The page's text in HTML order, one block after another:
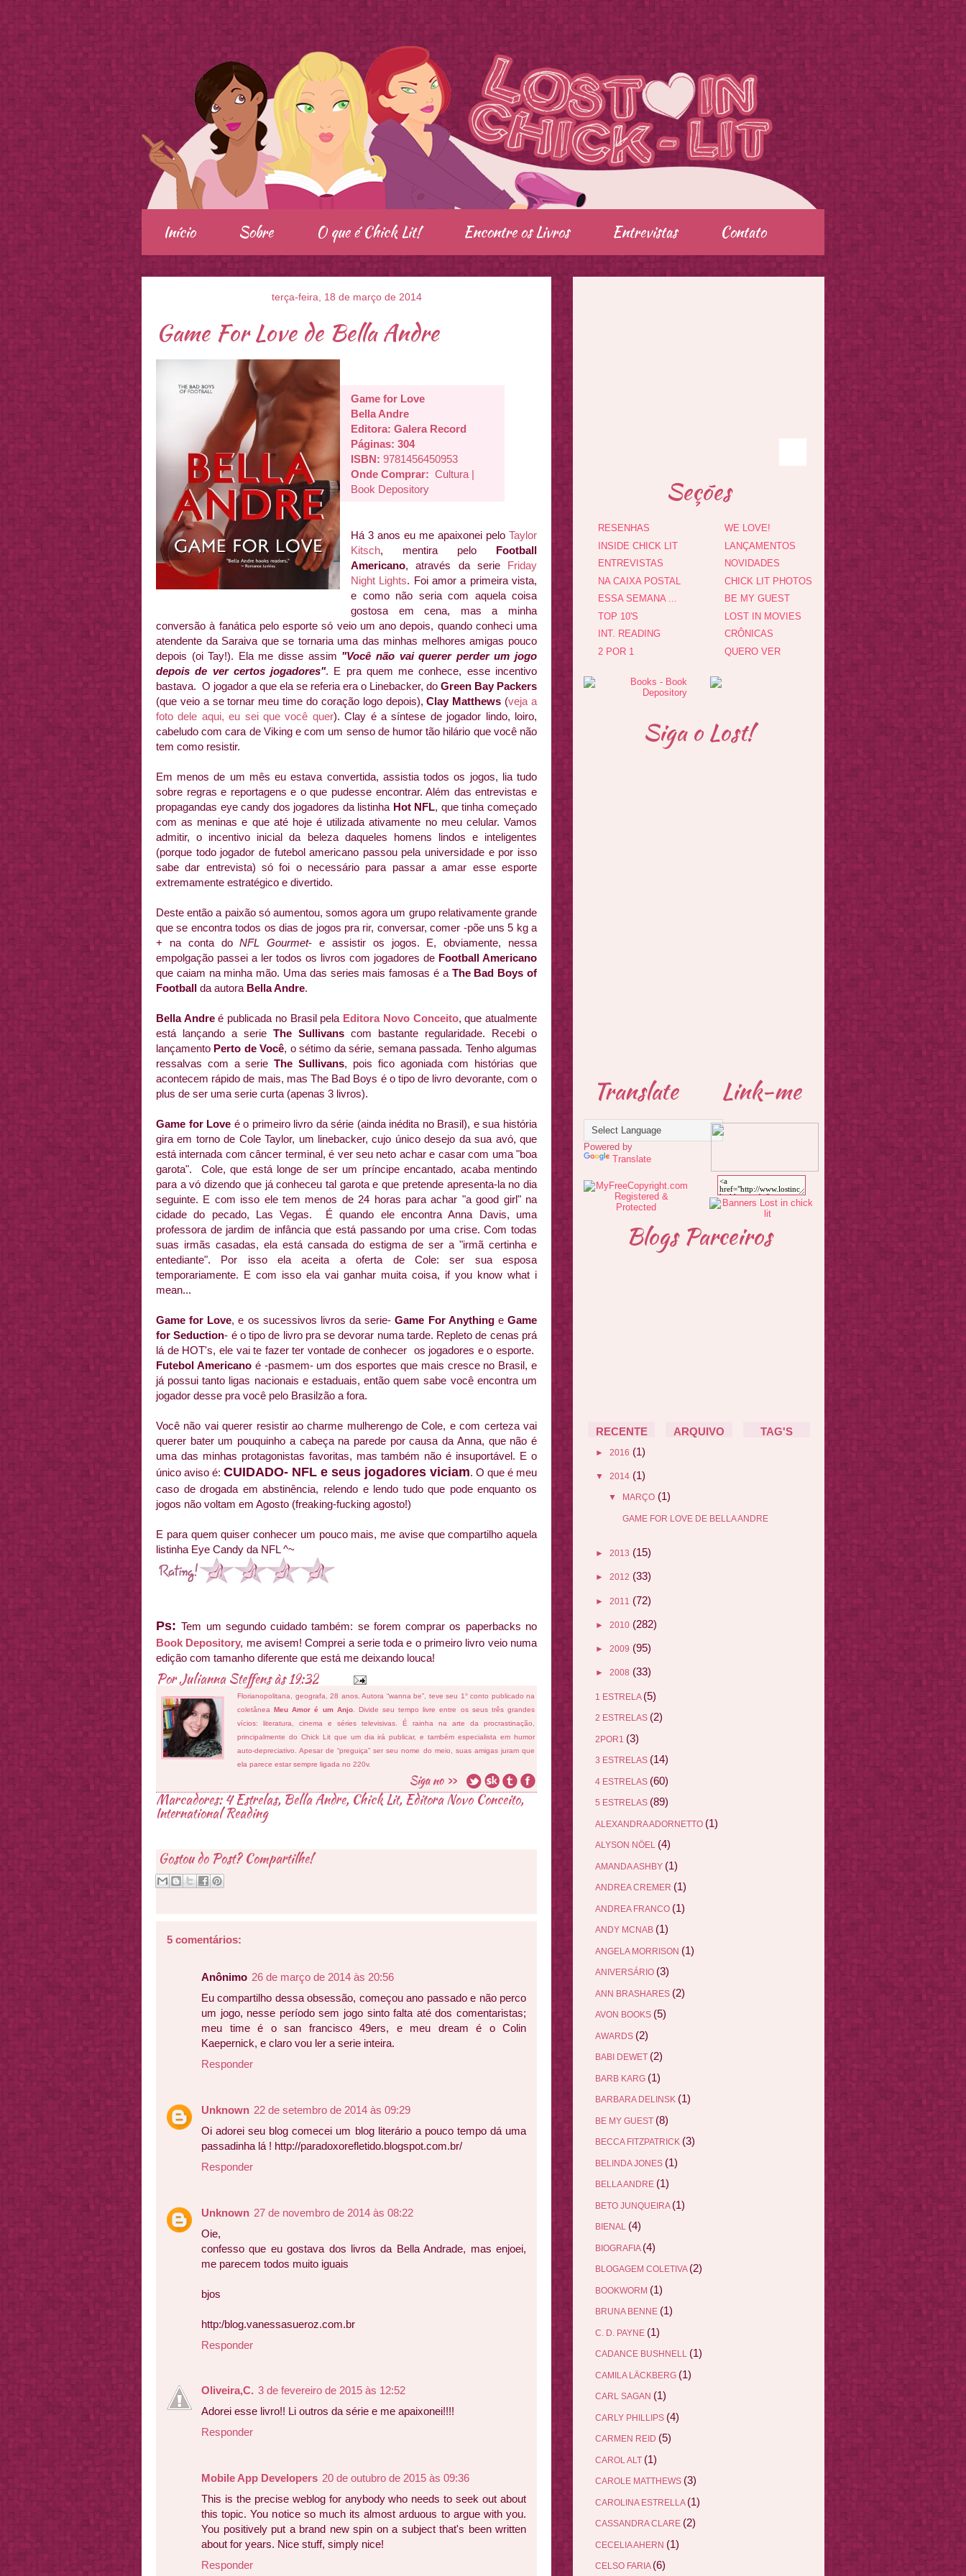
.
Início Sobre O que é Chick Lit! Encontre os Livros Entrevistas Contato
terça-feira, 18 de março de 2014
Game For Love de Bella Andre
Game for Love
Bella Andre
Editora: Galera Record
Páginas: 304
ISBN: 9781456450953
Onde Comprar: Cultura |
Book Depository
Há 3 anos eu me apaixonei pelo Taylor
Kitsch, mentira pelo Football
Americano, através da serie Friday
Night Lights. Foi amor a primeira vista,
e como não seria com aquela coisa
gostosa em cena, mas a minha
conversão à fanática pelo esporte só veio um ano depois, quando conheci uma
atendente da Saraiva que se tornaria uma das minhas melhores amigas pouco
depois (oi Tay!). Ela me disse assim "Você não vai querer perder um jogo
depois de ver certos jogadores". E pra quem me conhece, esse incentivo
bastava. O jogador a que ela se referia era o Linebacker, do Green Bay Packers
(que veio a se tornar meu time do coração logo depois),Clay Matthews (veja a
foto dele aqui, eu sei que você quer). Clay é a síntese de jogador lindo, loiro,
cabeludo com cara de Viking e com um senso de humor tão hilário que você não
tem como resistir.
Em menos de um mês eu estava convertida, assistia todos os jogos, lia tudo
sobre regras e reportagens e o que pudesse encontrar. Além das entrevistas e
propagandas eye candy dos jogadores da listinha Hot NFL, que tinha começado
com as meninas e que até hoje é utilizada ativamente no meu celular. Vamos
admitir, o incentivo inicial da beleza daqueles homens lindos e inteligentes
(porque todo jogador de futebol americano passou pela universidade e por isso
sabe dar entrevista) só foi o necessário para passar a amar esse esporte
extremamente estratégico e divertido.
Deste então a paixão só aumentou, somos agora um grupo relativamente grande
que se encontra todos os dias de jogos pra rir, conversar, comer -põe uns 5 kg a
+ na conta doNFL Gourmet- e assistir os jogos. E, obviamente, nessa
empolgação passei a ler todos os livros com jogadores de Football Americano
que caiam na minha mão. Uma das series mais famosas é a The Bad Boys of
Football da autora Bella Andre.
Bella Andreé publicada no Brasil pela Editora Novo Conceito, que atualmente
está lançando a serie The Sullivans com bastante regularidade. Recebi o
lançamento Perto de Você, o sétimo da série, semana passada. Tenho algumas
ressalvas com a serieThe Sullivans, pois fico agoniada com histórias que
acontecem rápido de mais, mas The Bad Boys é o tipo de livro devorante, com o
plus de ser uma serie curta (apenas 3 livros).
Game for Love é o primeiro livro da série (ainda inédita no Brasil), e sua história
gira em torno de Cole Taylor, um linebacker, cujo único desejo da sua avó, que
está internada com câncer terminal, é ver seu neto achar e casar com uma "boa
garota". Cole, que está longe de ser um príncipe encantado, acaba mentindo
para a vó dizendo que já conheceu tal garota e que pretende apresenta-la no dia
seguinte. E com isso ele tem menos de 24 horas para achar "a good girl" na
cidade do pecado, Las Vegas. É quando ele encontra Anna Davis, uma
professora de jardim de infância que está passando por uma crise. Com todas
suas irmãs casadas, ela está cansada do estigma de ser a "irmã certinha e
entediante". Por isso ela aceita a oferta de Cole: ser sua esposa
temporariamente. E com isso ela vai ganhar muita coisa, if you know what i
mean...
Game for Love, e os sucessivos livros da serie-Game For AnythingeGame
for Seduction- é o tipo de livro pra se devorar numa tarde. Repleto de cenas prá
lá de HOT's, ele vai te fazer ter vontade de conhecer os jogadores e o esporte.
Futebol Americanoé -pasmem- um dos esportes que mais cresce no Brasil, e
já possui tanto ligas nacionais e estaduais, então quem sabe você encontra um
jogador desse pra você pelo Brasilzão a fora.
Você não vai querer resistir ao charme mulherengo de Cole, e com certeza vai
querer bater um pouquinho a cabeça na parede por causa da Anna, que não é
uma das minhas protagonistas favoritas, mas também não é insuportável. E o
único aviso é: CUIDADO- NFL e seus jogadores viciam. O que é meu
caso de drogada em abstinência, relendo e lendo tudo que pode enquanto os
jogos não voltam em Agosto (freaking-fucking agosto!)
E para quem quiser conhecer um pouco mais, me avise que compartilho aquela
listinha Eye Candy da NFL ^~
Ps:Tem um segundo cuidado também: se forem comprar os paperbacks no
Book Depository, me avisem! Comprei a serie toda e o primeiro livro veio numa
edição com tamanho diferente que está me deixando louca!
PorJulianna Steffensàs19:32
Florianopolitana, geografa, 28 anos. Autora “wanna be”, teve seu 1° conto publicado na
coletâneaMeu Amor é um Anjo. Divide seu tempo livre entre os seus três grandes
vícios: literatura, cinema e séries televisivas. É rainha na arte da procrastinação,
principalmente do Chick Lit que um dia irá publicar, e também especialista em humor
auto-depreciativo. Apesar de “preguiça” ser seu nome do meio, suas amigas juram que
ela parece estar sempre ligada no 220v.
Marcadores:4 Estrelas, Bella Andre, Chick Lit,Editora Novo Conceito,
International Reading
Gostou do Post? Compartilhe!
5 comentários:
Anônimo 26 de março de 2014 às 20:56
Eu compartilho dessa obsessão, começou ano passado e não perco
um jogo, nesse período sem jogo sinto falta até dos comentaristas;
meu time é o san francisco 49ers, e meu dream é o Colin
Kaepernick, e claro vou ler a serie inteira.
Responder
Unknown 22 de setembro de 2014 às 09:29
Oi adorei seu blog comecei um blog literário a pouco tempo dá uma
passadinha lá ! http://paradoxorefletido.blogspot.com.br/
Responder
Unknown 27 de novembro de 2014 às 08:22
Oie,
confesso que eu gostava dos livros da Bella Andrade, mas enjoei,
me parecem todos muito iguais
bjos
http:/blog.vanessasueroz.com.br
Responder
Oliveira,C. 3 de fevereiro de 2015 às 12:52
Adorei esse livro!! Li outros da série e me apaixonei!!!!
Responder
Mobile App Developers 20 de outubro de 2015 às 09:36
This is the precise weblog for anybody who needs to seek out about
this topic. You notice so much its almost arduous to argue with you.
You positively put a brand new spin on a subject that's been written
about for years. Nice stuff, simply nice!
Responder
Seções
RESENHAS
INSIDE CHICK LIT
ENTREVISTAS
NA CAIXA POSTAL
ESSA SEMANA ...
TOP 10'S
INT. READING
2 POR 1
WE LOVE!
LANÇAMENTOS
NOVIDADES
CHICK LIT PHOTOS
BE MY GUEST
LOST IN MOVIES
CRÔNICAS
QUERO VER
Siga o Lost!
Translate
Powered by
Translate
Link-me
Blogs Parceiros
RECENTE ARQUIVO TAG'S
► 2016 (1)
▼ 2014 (1)
▼ MARÇO (1)
GAME FOR LOVE DE BELLA ANDRE
► 2013 (15)
► 2012 (33)
► 2011 (72)
► 2010 (282)
► 2009 (95)
► 2008 (33)
1 ESTRELA (5)
2 ESTRELAS (2)
2POR1 (3)
3 ESTRELAS (14)
4 ESTRELAS (60)
5 ESTRELAS (89)
ALEXANDRA ADORNETTO (1)
ALYSON NÖEL (4)
AMANDA ASHBY (1)
ANDREA CREMER (1)
ANDREA FRANCO (1)
ANDY MCNAB (1)
ANGELA MORRISON (1)
ANIVERSÁRIO (3)
ANN BRASHARES (2)
AVON BOOKS (5)
AWARDS (2)
BABI DEWET (2)
BARB KARG (1)
BARBARA DELINSK (1)
BE MY GUEST (8)
BECCA FITZPATRICK (3)
BELINDA JONES (1)
BELLA ANDRE (1)
BETO JUNQUEIRA (1)
BIENAL (4)
BIOGRAFIA (4)
BLOGAGEM COLETIVA (2)
BOOKWORM (1)
BRUNA BENNE (1)
C. D. PAYNE (1)
CADANCE BUSHNELL (1)
CAMILA LÄCKBERG (1)
CARL SAGAN (1)
CARLY PHILLIPS (4)
CARMEN REID (5)
CAROL ALT (1)
CAROLE MATTHEWS (3)
CAROLINA ESTRELLA (1)
CASSANDRA CLARE (2)
CECELIA AHERN (1)
CELSO FARIA (6)